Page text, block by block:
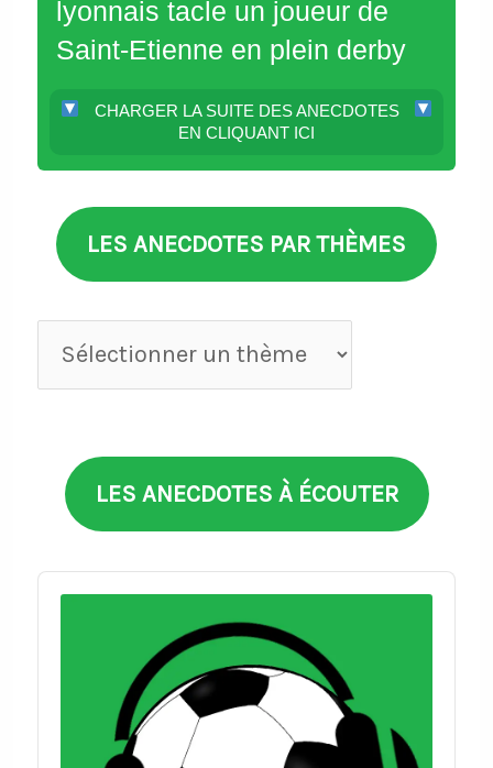
lyonnais tacle un joueur de
Saint-Etienne en plein derby
CHARGER LA SUITE DES ANECDOTES
EN CLIQUANT ICI
LES ANECDOTES PAR THÈMES
Anecdotes
par
LES ANECDOTES À ÉCOUTER
Audio
Player